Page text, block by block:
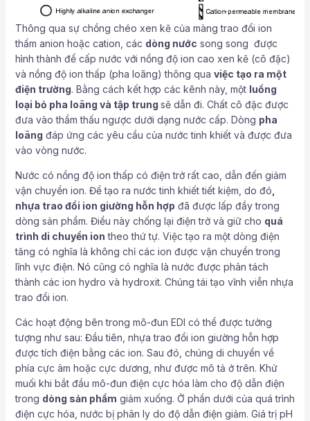
Thông qua sự chồng chéo xen kẽ của màng trao đổi ion
thấm anion hoặc cation, các dòng nước song song được
hình thành để cấp nước với nồng độ ion cao xen kẽ (cô đặc)
và nồng độ ion thấp (pha loãng) thông qua việc tạo ra một
điện trường. Bằng cách kết hợp các kênh này, một luồng
loại bỏ pha loãng và tập trung sẽ dẫn đi. Chất cô đặc được
đưa vào thẩm thấu ngược dưới dạng nước cấp. Dòng pha
loãng đáp ứng các yêu cầu của nước tinh khiết và được đưa
vào vòng nước.
Nước có nồng độ ion thấp có điện trở rất cao, dẫn đến giảm
vận chuyển ion. Để tạo ra nước tinh khiết tiết kiệm, do đó
nhựa trao đổi ion giường hỗn hợp đã được lấp đầy trong
dòng sản phẩm. Điều này chống lại điện trở và giữ cho quá
trình di chuyển ion theo thứ tự. Việc tạo ra một dòng điện
tăng có nghĩa là không chỉ các ion được vận chuyển trong
lĩnh vực điện. Nó cũng có nghĩa là nước được phân tách
thành các ion hydro và hydroxit. Chúng tái tạo vĩnh viễn nhựa
trao đổi ion.
Các hoạt động bên trong mô-đun EDI có thể được tưởng
tượng như sau: Đầu tiên, nhựa trao đổi ion giường hỗn hợp
được tích điện bằng các ion. Sau đó, chúng di chuyển về
phía cực âm hoặc cực dương, như được mô tả ở trên. Khử
muối khi bắt đầu mô-đun điện cực hóa làm cho độ dẫn điện
trong dòng sản phẩm giảm xuống. Ở phần dưới của quá trình
điện cực hóa, nước bị phân ly do độ dẫn điện giảm. Giá trị pH